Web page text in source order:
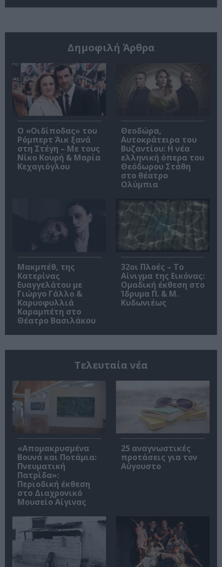
Δημοφιλή Άρθρα
O «Οιδίποδας» του
Ρόμπερτ Άικ ξανά
στη Στέγη – Με τους
Νίκο Κουρή & Μαρία
Κεχαγιόγλου
Θεοδώρα,
Αυτοκράτειρα του
Βυζαντίου: Η νέα
ελληνική όπερα του
Θεόδωρου Στάθη
στο θέατρο
Ολύμπια
Μακμπέθ, της
Κατερίνας
Ευαγγελάτου με
Γιώργο Γάλλο &
Καρυοφυλλιά
Καραμπέτη στο
Θέατρο Βασιλάκου
32οι Πλοές – Το
Αίνιγμα της Εικόνας:
Ομαδική έκθεση στο
Ίδρυμα Π. & Μ.
Κυδωνιέως
Τελευταία νέα
«Απομακρυσμένα
Βουνά και Ποτάμια:
Πνευματική
Πατρίδα»:
Περιοδική έκθεση
στο Διαχρονικό
Μουσείο Αίγινας
25 αναγνωστικές
προτάσεις για τον
Αύγουστο